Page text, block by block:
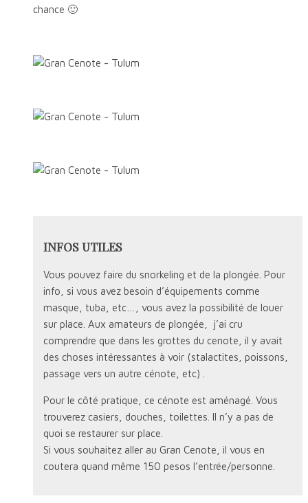
chance 🙂
INFOS UTILES
Vous pouvez faire du snorkeling et de la plongée. Pour
info, si vous avez besoin d’équipements comme
masque, tuba, etc…, vous avez la possibilité de louer
sur place. Aux amateurs de plongée, j’ai cru
comprendre que dans les grottes du cenote, il y avait
des choses intéressantes à voir (stalactites, poissons,
passage vers un autre cénote, etc) .
Pour le côté pratique, ce cénote est aménagé. Vous
trouverez casiers, douches, toilettes. Il n’y a pas de
quoi se restaurer sur place.
Si vous souhaitez aller au Gran Cenote, il vous en
coutera quand même 150 pesos l’entrée/personne.